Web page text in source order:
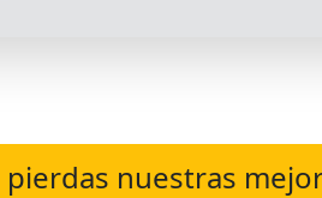
pierdas nuestras